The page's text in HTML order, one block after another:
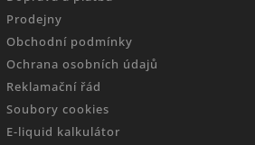
Prodejny
Obchodní podmínky
Ochrana osobních údajů
Reklamační řád
Soubory cookies
E-liquid kalkulátor